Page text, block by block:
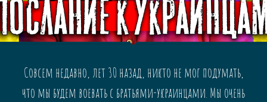
Совсем недавно, лет 30 назад, никто не мог подумать,
что мы будем воевать с братьями-украинцами. Мы очень